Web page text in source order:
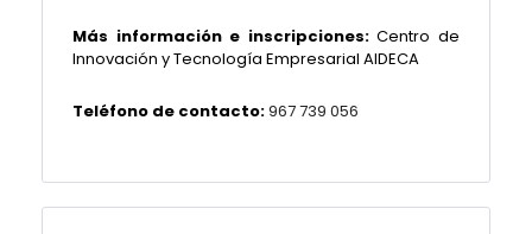
Más información e inscripciones:Centro de
Innovación y Tecnología Empresarial AIDECA
Teléfono de contacto:967 739 056